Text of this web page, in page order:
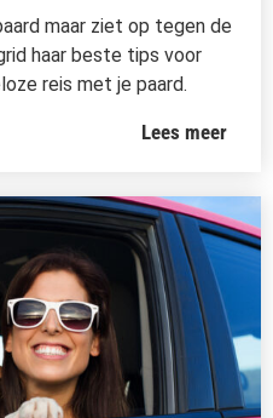
maar ziet op tegen de
haar beste tips voor
reis met je paard.
Lees meer